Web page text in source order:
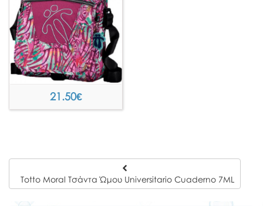
21.50€
Totto Moral Τσάντα Ώμου Universitario Cuaderno 7ML